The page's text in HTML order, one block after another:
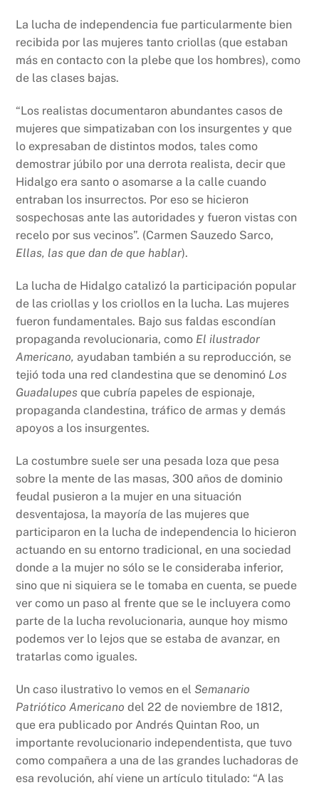
La lucha de independencia fue particularmente bien
recibida por las mujeres tanto criollas (que estaban
más en contacto con la plebe que los hombres), como
de las clases bajas.
“Los realistas documentaron abundantes casos de
mujeres que simpatizaban con los insurgentes y que
lo expresaban de distintos modos, tales como
demostrar júbilo por una derrota realista, decir que
Hidalgo era santo o asomarse a la calle cuando
entraban los insurrectos. Por eso se hicieron
sospechosas ante las autoridades y fueron vistas con
recelo por sus vecinos”. (Carmen Sauzedo Sarco,
Ellas, las que dan de que hablar).
La lucha de Hidalgo catalizó la participación popular
de las criollas y los criollos en la lucha. Las mujeres
fueron fundamentales. Bajo sus faldas escondían
propaganda revolucionaria, como El ilustrador
Americano, ayudaban también a su reproducción, se
tejió toda una red clandestina que se denominó Los
Guadalupes que cubría papeles de espionaje,
propaganda clandestina, tráfico de armas y demás
apoyos a los insurgentes.
La costumbre suele ser una pesada loza que pesa
sobre la mente de las masas, 300 años de dominio
feudal pusieron a la mujer en una situación
desventajosa, la mayoría de las mujeres que
participaron en la lucha de independencia lo hicieron
actuando en su entorno tradicional, en una sociedad
donde a la mujer no sólo se le consideraba inferior,
sino que ni siquiera se le tomaba en cuenta, se puede
ver como un paso al frente que se le incluyera como
parte de la lucha revolucionaria, aunque hoy mismo
podemos ver lo lejos que se estaba de avanzar, en
tratarlas como iguales.
Un caso ilustrativo lo vemos en el Semanario
Patriótico Americano del 22 de noviembre de 1812,
que era publicado por Andrés Quintan Roo, un
importante revolucionario independentista, que tuvo
como compañera a una de las grandes luchadoras de
esa revolución, ahí viene un artículo titulado: “A las